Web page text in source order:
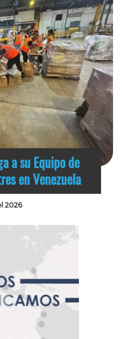
a su Equipo de
en Venezuela
2026